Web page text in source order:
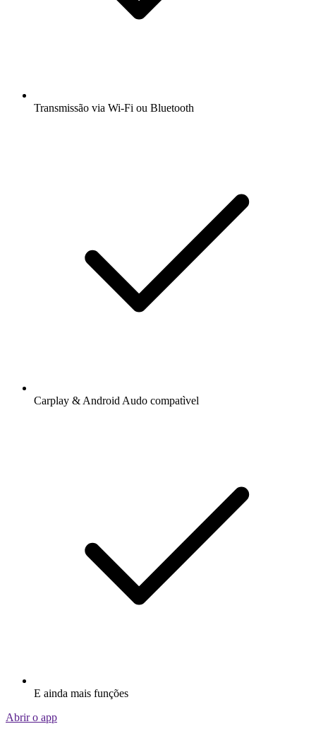
Transmissão via Wi-Fi ou Bluetooth
Carplay & Android Audo compatìvel
E ainda mais funções
Abrir o app